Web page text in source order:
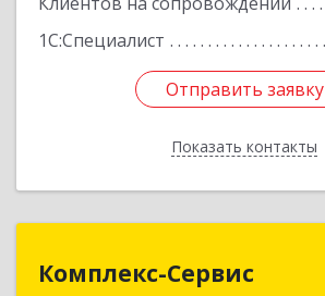
1С:Специалист
Отправить заявку
Показать контакты
Отправить заявку
Назад
Комплекс-Сервис